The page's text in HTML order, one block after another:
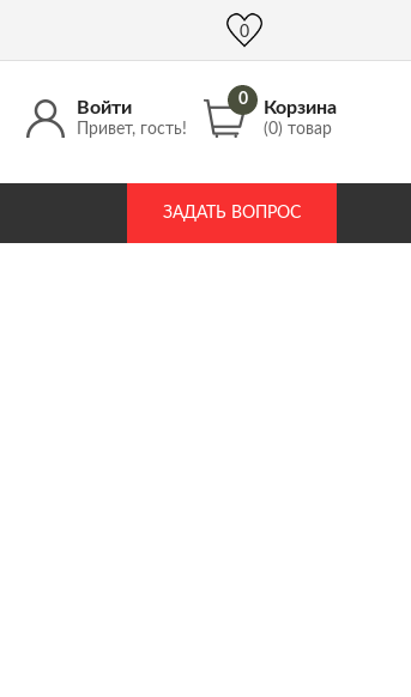
info@DrozdPcp.ru
Войти
Привет, гость!
0 Корзина
(0) товар
ЗАДАТЬ ВОПРОС
0